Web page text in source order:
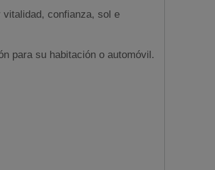
confianza, sol e
para su habitación o automóvil.